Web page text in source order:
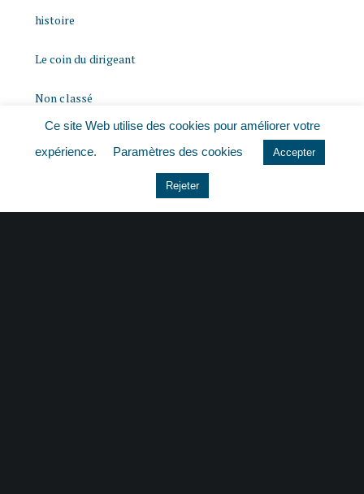
histoire
Le coin du dirigeant
Non classé
Ce site Web utilise des cookies pour améliorer votre
expérience.
Paramètres des cookies Accepter
Rejeter